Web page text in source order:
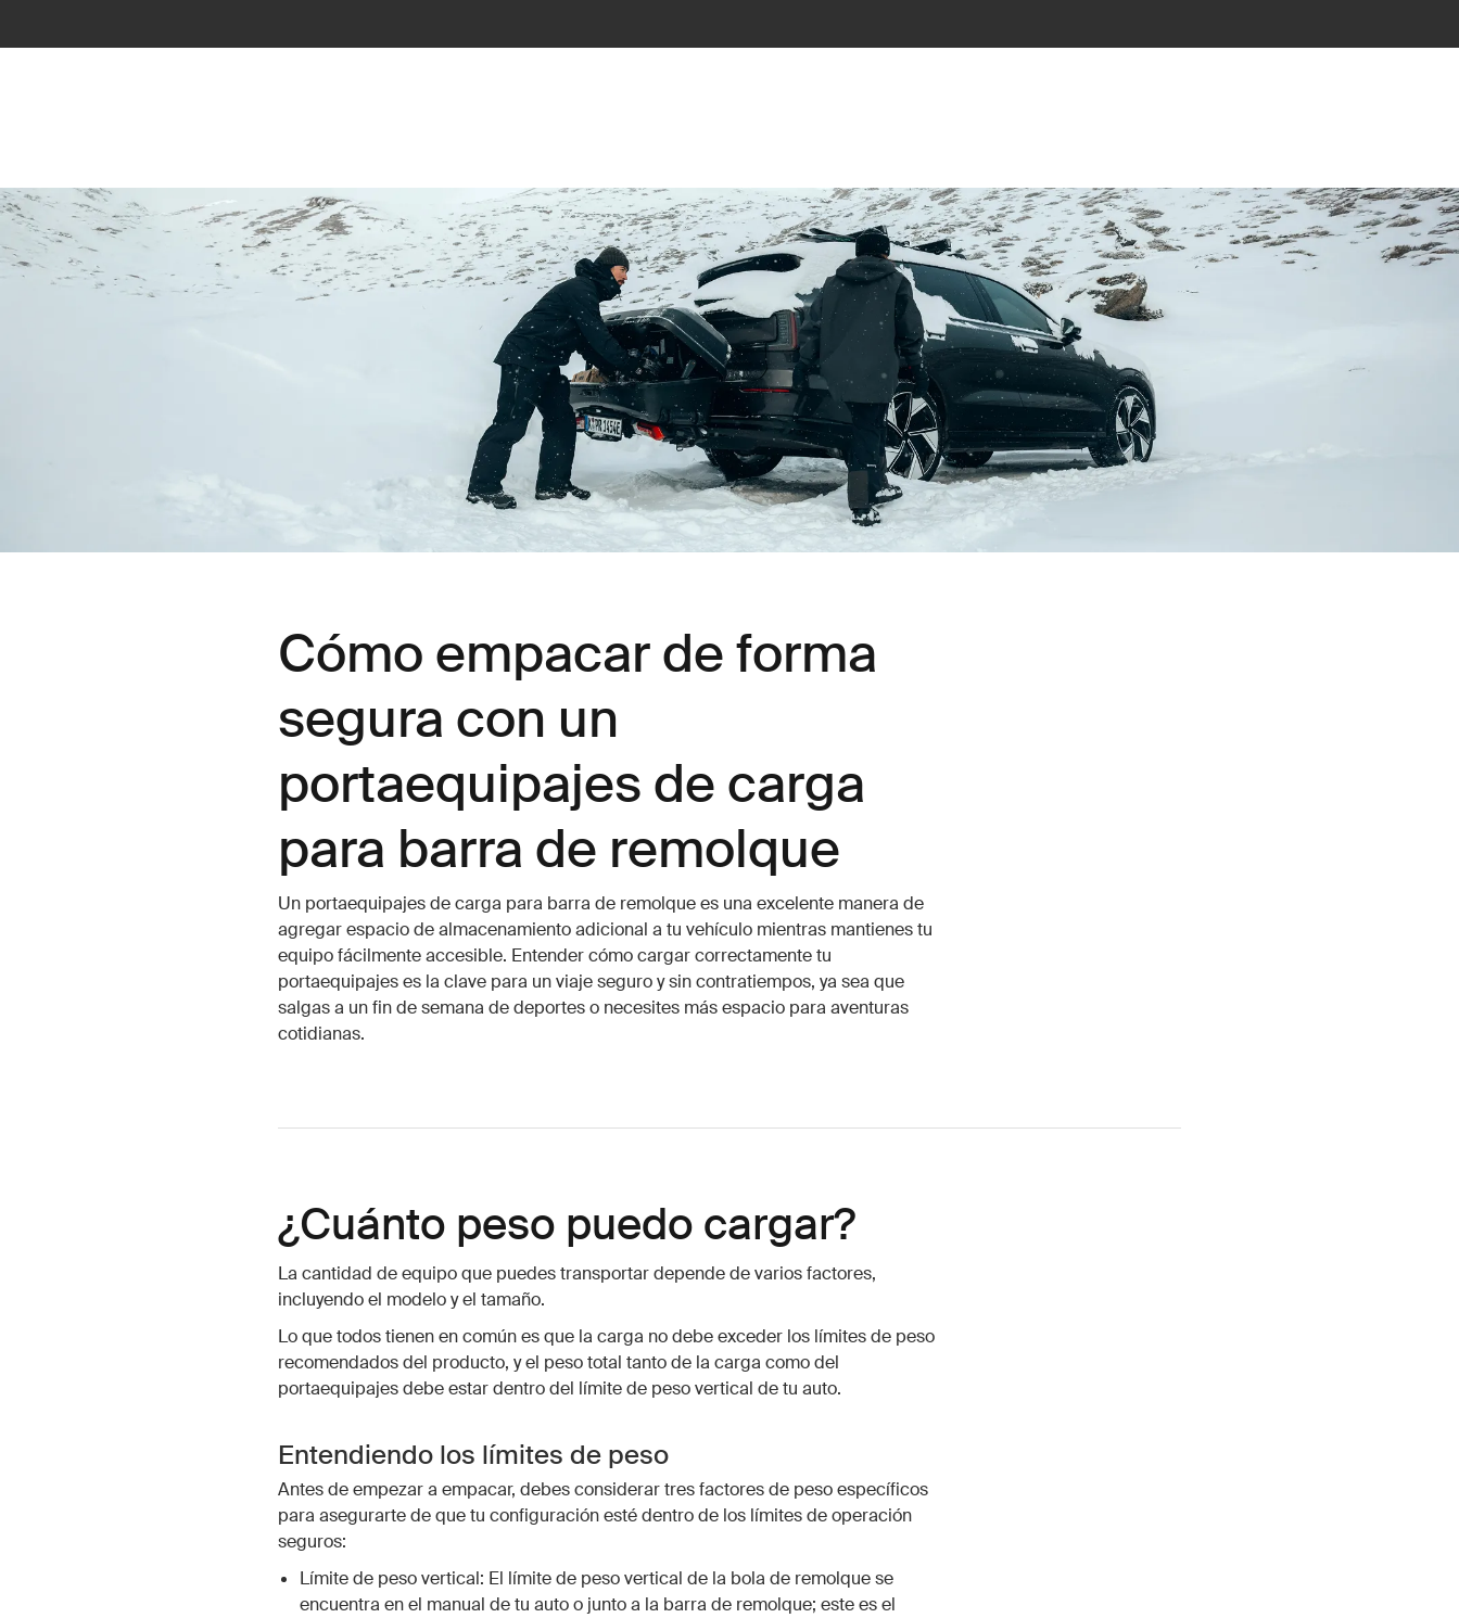
Cómo empacar de forma
segura con un
portaequipajes de carga
para barra de remolque
Un portaequipajes de carga para barra de remolque es una excelente manera de
agregar espacio de almacenamiento adicional a tu vehículo mientras mantienes tu
equipo fácilmente accesible. Entender cómo cargar correctamente tu
portaequipajes es la clave para un viaje seguro y sin contratiempos, ya sea que
salgas a un fin de semana de deportes o necesites más espacio para aventuras
cotidianas.
¿Cuánto peso puedo cargar?
La cantidad de equipo que puedes transportar depende de varios factores,
incluyendo el modelo y el tamaño.
Lo que todos tienen en común es que la carga no debe exceder los límites de peso
recomendados del producto, y el peso total tanto de la carga como del
portaequipajes debe estar dentro del límite de peso vertical de tu auto.
Entendiendo los límites de peso
Antes de empezar a empacar, debes considerar tres factores de peso específicos
para asegurarte de que tu configuración esté dentro de los límites de operación
seguros:
Límite de peso vertical: El límite de peso vertical de la bola de remolque se
encuentra en el manual de tu auto o junto a la barra de remolque; este es el